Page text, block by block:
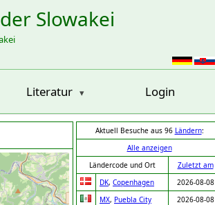
Slowakei
Literatur Login
Aktuell Besuche aus 96 Ländern:
Alle anzeigen
Ländercode und Ort
Zuletzt am
DK, Copenhagen
2026-08-08
MX, Puebla City
2026-08-08